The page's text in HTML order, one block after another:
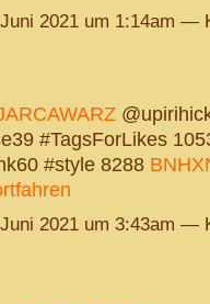
2021 um 1:14am —
#TagsForLikes
#style 8288
2021 um 3:43am —